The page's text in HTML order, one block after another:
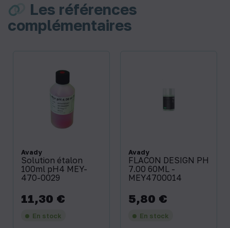
Les références
complémentaires
Avady
Solution étalon
100ml pH4 MEY-
470-0029
Prix
11,30 €
En stock
Avady
FLACON DESIGN PH
7.00 60ML -
MEY4700014
Prix
5,80 €
En stock